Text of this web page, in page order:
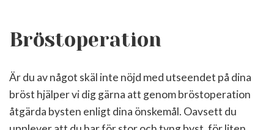
Bröstoperation
Är du av något skäl inte nöjd med utseendet på dina
bröst hjälper vi dig gärna att genom bröstoperation
åtgärda bysten enligt dina önskemål. Oavsett du